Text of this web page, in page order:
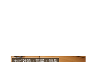
カビ対策・部屋・消臭